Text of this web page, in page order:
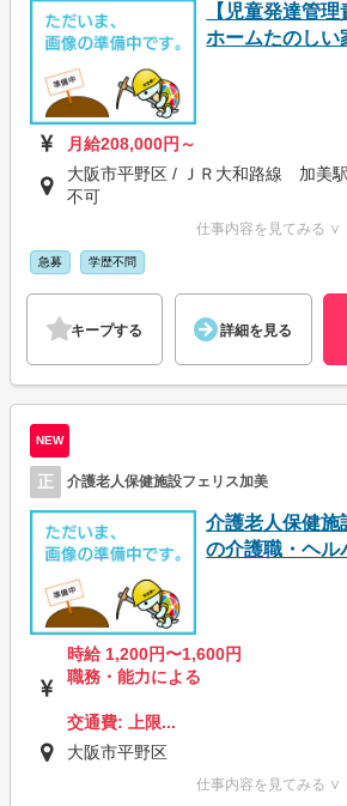
【児童発達管
ホームたのしい
月給208,000円～
大阪市平野区 / ＪＲ大和路線 加美
不可
仕事内容を見てみる ∨
急募 学歴不問
キープする 詳細を見る
NEW
正 介護老人保健施設フェリス加美
介護老人保健施
の介護職・ヘル
時給 1,200円〜1,600円
職務・能力による
交通費: 上限...
大阪市平野区
仕事内容を見てみる ∨